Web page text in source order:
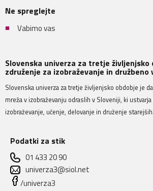
Ne spreglejte
Vabimo vas
Slovenska univerza za tretje življenjsko
združenje za izobraževanje in družbeno
Slovenska univerza za tretje življenjsko obdobje je
mreža v izobraževanju odraslih v Sloveniji, ki
izobraževanje, učenje, delovanje in druženje starejših.
Podatki za stik
01 433 20 90
univerza3@siol.net
/univerza3